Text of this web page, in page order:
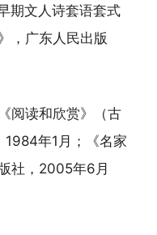
期文人诗套语套式
，广东人民出版
阅读和欣赏》（古
年1月；《名家
社，2005年6月